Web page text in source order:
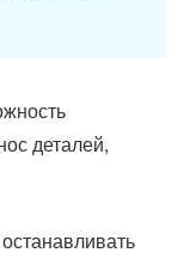
деталей,